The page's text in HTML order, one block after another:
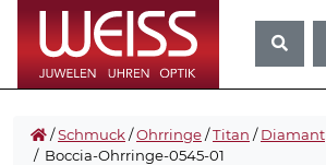
/Schmuck/Ohrringe/Titan /Diamant
/ Boccia-Ohrringe-0545-01